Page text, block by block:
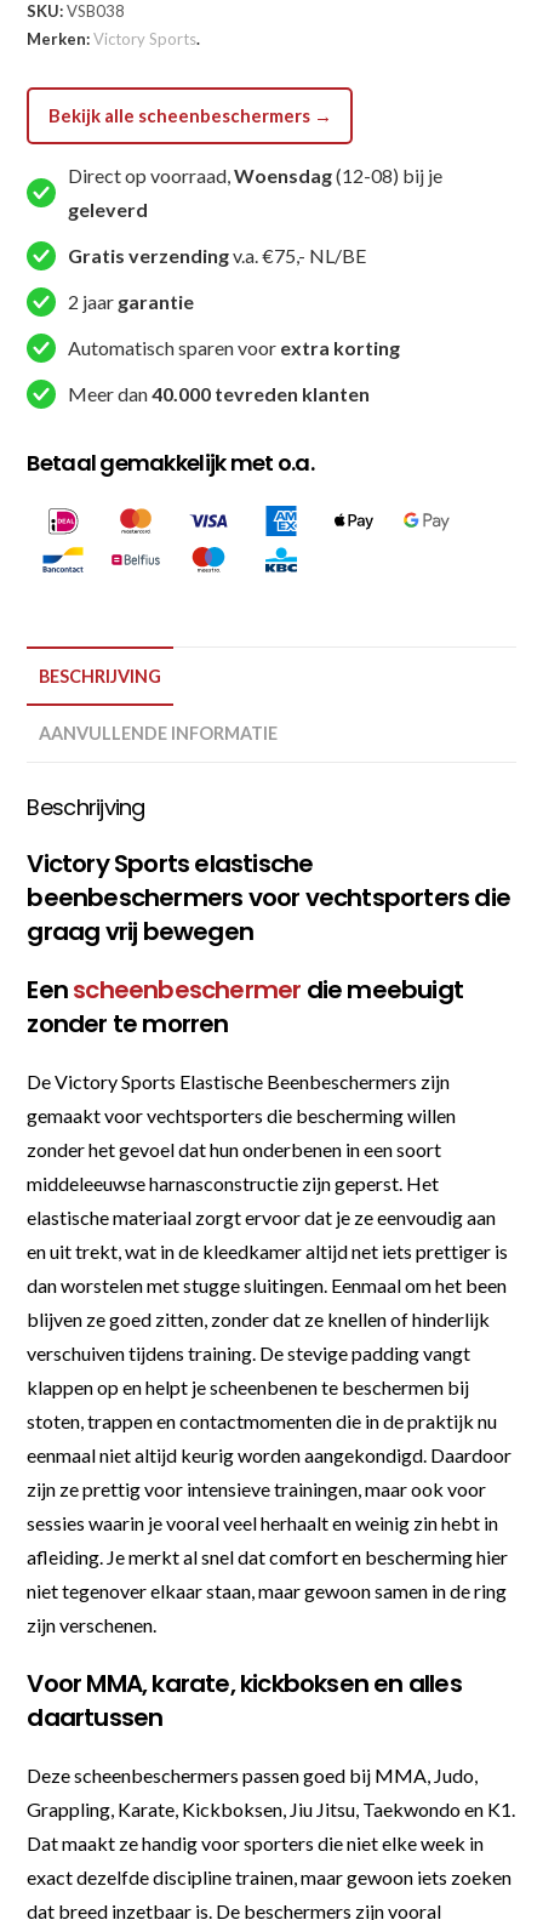
Sports
Scheenbeschermer
Elastische
Beenbeschermers
Rood
aantal
SKU:VSB038
Merken:Victory Sports.
Bekijk alle scheenbeschermers →
Direct op voorraad,Woensdag(12-08) bij je
geleverd
Gratis verzendingv.a. €75,- NL/BE
2 jaar garantie
Automatisch sparen voor extra korting
Meer dan40.000 tevreden klanten
Betaal gemakkelijk met o.a.
BESCHRIJVING
AANVULLENDE INFORMATIE
Beschrijving
Victory Sports elastische
beenbeschermers voor vechtsporters die
graag vrij bewegen
Eenscheenbeschermer die meebuigt
zonder te morren
De Victory Sports Elastische Beenbeschermers zijn
gemaakt voor vechtsporters die bescherming willen
zonder het gevoel dat hun onderbenen in een soort
middeleeuwse harnasconstructie zijn geperst. Het
elastische materiaal zorgt ervoor dat je ze eenvoudig aan
en uit trekt, wat in de kleedkamer altijd net iets prettiger is
dan worstelen met stugge sluitingen. Eenmaal om het been
blijven ze goed zitten, zonder dat ze knellen of hinderlijk
verschuiven tijdens training. De stevige padding vangt
klappen op en helpt je scheenbenen te beschermen bij
stoten, trappen en contactmomenten die in de praktijk nu
eenmaal niet altijd keurig worden aangekondigd. Daardoor
zijn ze prettig voor intensieve trainingen, maar ook voor
sessies waarin je vooral veel herhaalt en weinig zin hebt in
afleiding. Je merkt al snel dat comfort en bescherming hier
niet tegenover elkaar staan, maar gewoon samen in de ring
zijn verschenen.
Voor MMA, karate, kickboksen en alles
daartussen
Deze scheenbeschermers passen goed bij MMA, Judo,
Grappling, Karate, Kickboksen, Jiu Jitsu, Taekwondo en K1.
Dat maakt ze handig voor sporters die niet elke week in
exact dezelfde discipline trainen, maar gewoon iets zoeken
dat breed inzetbaar is. De beschermers zijn vooral